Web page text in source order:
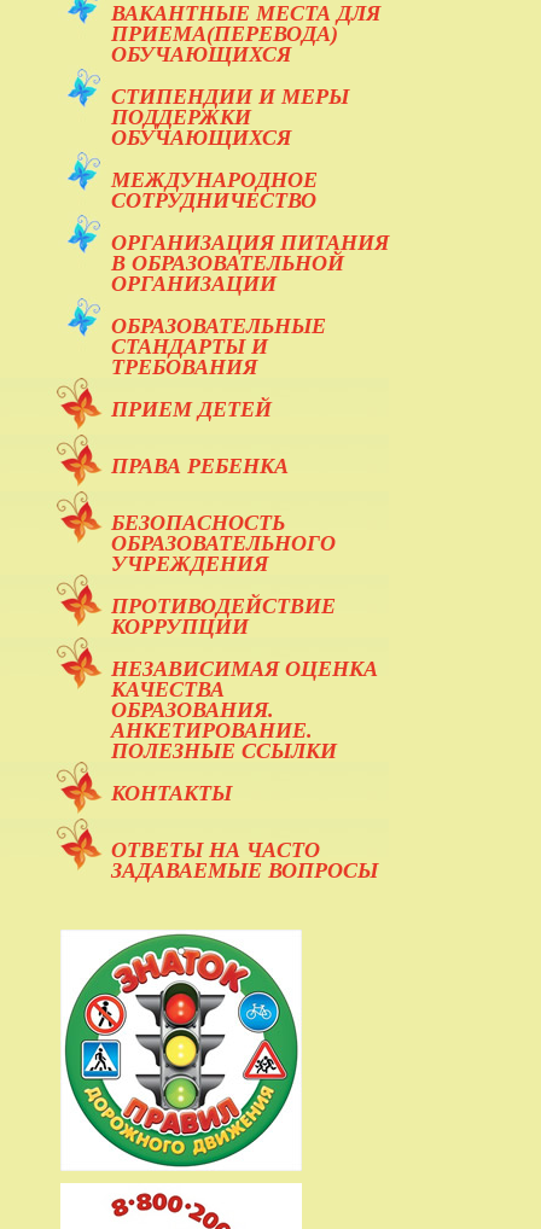
ВАКАНТНЫЕ МЕСТА ДЛЯ
ПРИЕМА(ПЕРЕВОДА)
ОБУЧАЮЩИХСЯ
СТИПЕНДИИ И МЕРЫ
ПОДДЕРЖКИ
ОБУЧАЮЩИХСЯ
МЕЖДУНАРОДНОЕ
СОТРУДНИЧЕСТВО
ОРГАНИЗАЦИЯ ПИТАНИЯ
В ОБРАЗОВАТЕЛЬНОЙ
ОРГАНИЗАЦИИ
ОБРАЗОВАТЕЛЬНЫЕ
СТАНДАРТЫ И
ТРЕБОВАНИЯ
ПРИЕМ ДЕТЕЙ
ПРАВА РЕБЕНКА
БЕЗОПАСНОСТЬ
ОБРАЗОВАТЕЛЬНОГО
УЧРЕЖДЕНИЯ
ПРОТИВОДЕЙСТВИЕ
КОРРУПЦИИ
НЕЗАВИСИМАЯ ОЦЕНКА
КАЧЕСТВА
ОБРАЗОВАНИЯ.
АНКЕТИРОВАНИЕ.
ПОЛЕЗНЫЕ ССЫЛКИ
КОНТАКТЫ
ОТВЕТЫ НА ЧАСТО
ЗАДАВАЕМЫЕ ВОПРОСЫ